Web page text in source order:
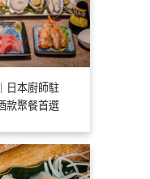
日本廚師駐
款聚餐首選